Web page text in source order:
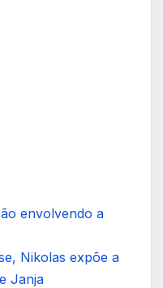
envolvendo a
Nikolas expõe a
Janja